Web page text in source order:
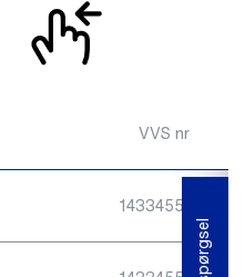
VVS nr
143345532